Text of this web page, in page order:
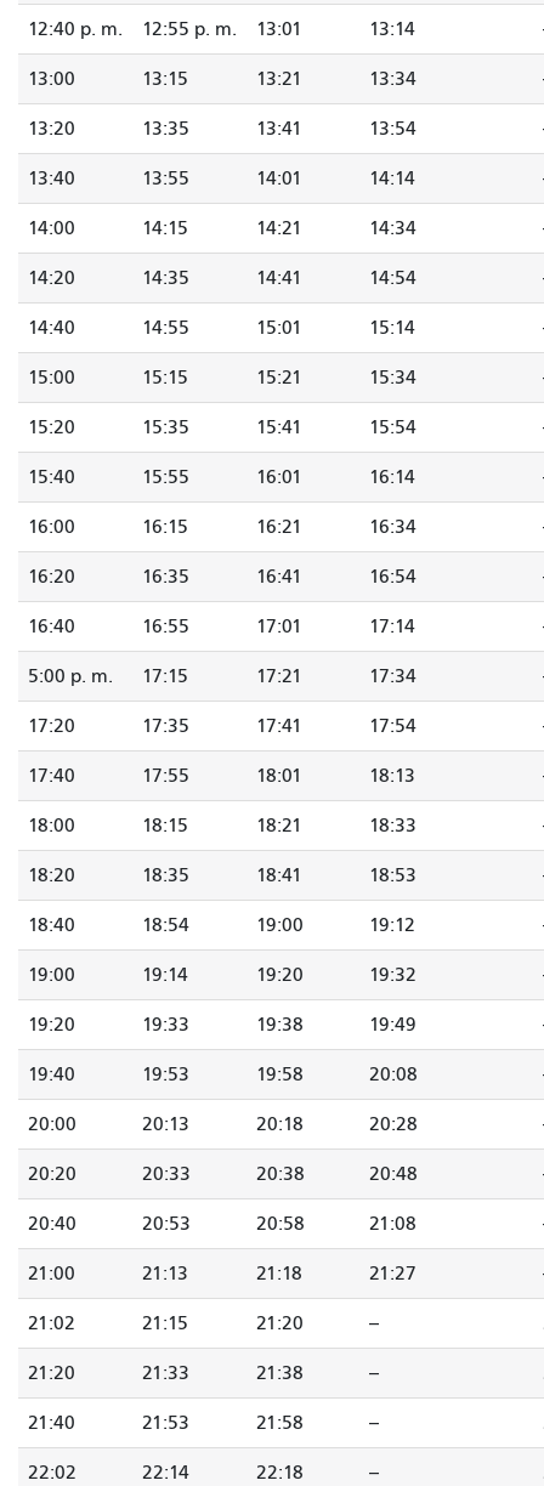
12:40 p. m. 12:55 p. m. 13:01 13:14
13:00 13:15 13:21 13:34
13:20 13:35 13:41 13:54
13:40 13:55 14:01 14:14
14:00 14:15 14:21 14:34
14:20 14:35 14:41 14:54
14:40 14:55 15:01 15:14
15:00 15:15 15:21 15:34
15:20 15:35 15:41 15:54
15:40 15:55 16:01 16:14
16:00 16:15 16:21 16:34
16:20 16:35 16:41 16:54
16:40 16:55 17:01 17:14
5:00 p. m. 17:15 17:21 17:34
17:20 17:35 17:41 17:54
17:40 17:55 18:01 18:13
18:00 18:15 18:21 18:33
18:20 18:35 18:41 18:53
18:40 18:54 19:00 19:12
19:00 19:14 19:20 19:32
19:20 19:33 19:38 19:49
19:40 19:53 19:58 20:08
20:00 20:13 20:18 20:28
20:20 20:33 20:38 20:48
20:40 20:53 20:58 21:08
21:00 21:13 21:18 21:27
21:02 21:15 21:20 --
21:20 21:33 21:38 --
21:40 21:53 21:58 --
22:02 22:14 22:18 --